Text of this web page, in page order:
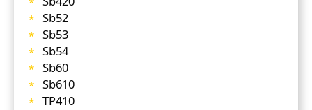
Sb52
Sb53
Sb54
Sb60
Sb610
TP410